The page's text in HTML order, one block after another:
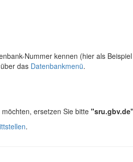
Nummer kennen (hier als
das Datenbankmenü.
möchten, ersetzen Sie bitte"sru.gbv.de"
.